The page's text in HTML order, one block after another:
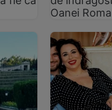
Oanei